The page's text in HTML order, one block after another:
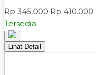
Rp 345.000 Rp 410.000
Tersedia
Lihat Detail